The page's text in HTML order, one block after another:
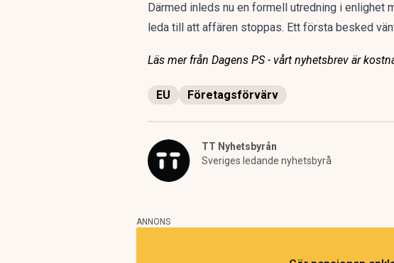
Därmed inleds nu en formell utredning i enlighet
leda till att affären stoppas. Ett första besked
Läs mer från Dagens PS - vårt nyhetsbrev är
EU Företagsförvärv
TT Nyhetsbyrån
Sveriges ledande nyhetsbyrå
ANNONS